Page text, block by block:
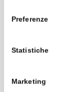
Preferenze
Statistiche
Marketing